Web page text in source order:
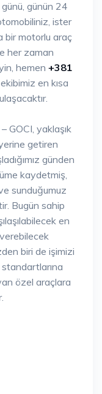
günün 24
ister
bir motorlu araç
her zaman
hemen +381
en kısa
GOCI, yaklaşık
getiren
günden
kaydetmiş,
sunduğumuz
Bugün sahip
en
biri de işimizi
özel araçlara